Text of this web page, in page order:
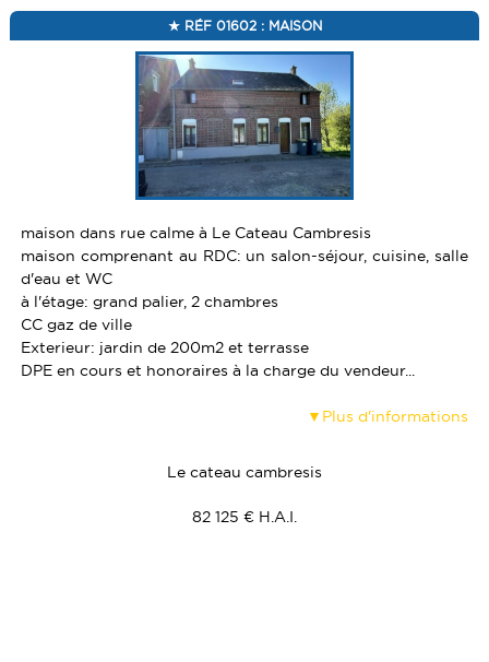
APPARTEMENT
TOUTES LES LOCATIONS
VENDRE UN BIEN
CALCULETTE
RÉF 01602 : MAISON
maison dans rue calme à Le Cateau Cambresis
maison comprenant au RDC: un salon-séjour, cuisine, salle
d'eau et WC
à l'étage: grand palier, 2 chambres
CC gaz de ville
Exterieur: jardin de 200m2 et terrasse
DPE en cours et honoraires à la charge du vendeur...
Plus d'informations
Le cateau cambresis
82 125 € H.A.I.